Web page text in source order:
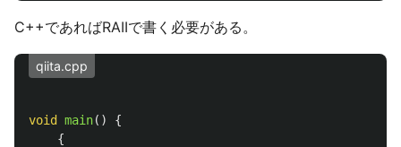
C++であればRAIIで書く必要がある。
qiita.cpp
void main()
{
{